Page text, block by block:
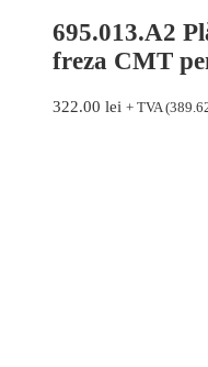
695.013.A2
freza CMT
322.00 lei + TVA (